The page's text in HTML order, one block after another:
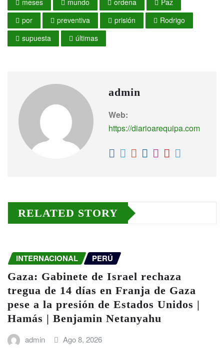
meses mundo ordena
Paz
por
preventiva prisión
Rodrigo
supuesta
últimas
admin
Web:
https://diarioarequipa.com
RELATED STORY
INTERNACIONAL PERÚ
Gaza: Gabinete de Israel rechaza
tregua de 14 días en Franja de Gaza
pese a la presión de Estados Unidos |
Hamás | Benjamin Netanyahu
admin Ago 8, 2026